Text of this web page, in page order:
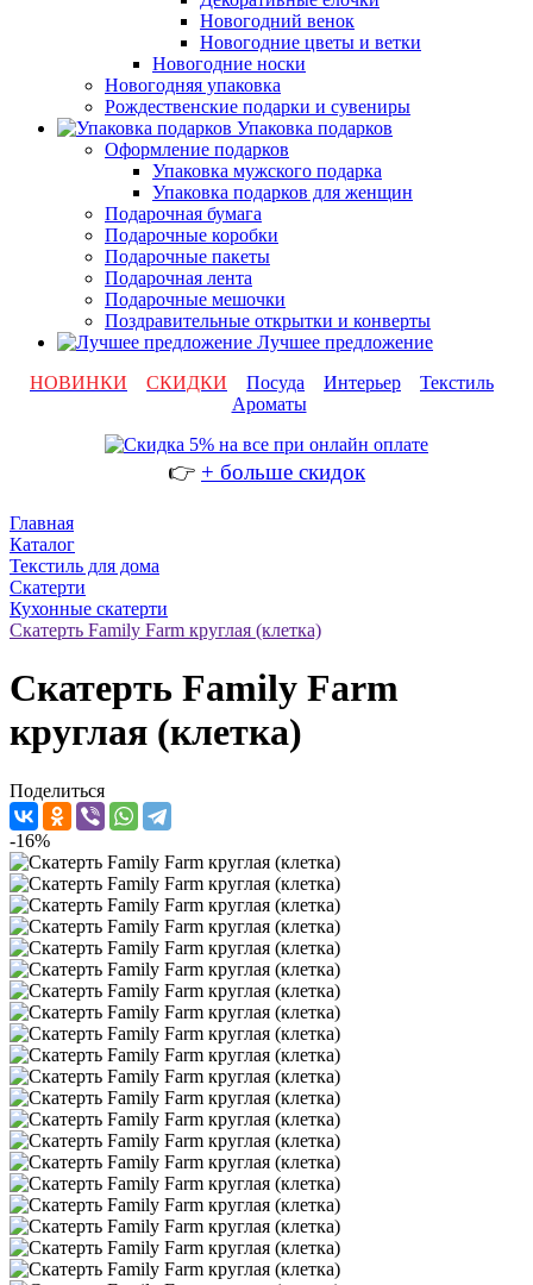
Новогодний венок
Новогодние цветы и ветки
Новогодние носки
Новогодняя упаковка
Рождественские подарки и сувениры
Упаковка подарков
Оформление подарков
Упаковка мужского подарка
Упаковка подарков для женщин
Подарочная бумага
Подарочные коробки
Подарочные пакеты
Подарочная лента
Подарочные мешочки
Поздравительные открытки и конверты
Лучшее предложение
НОВИНКИ
СКИДКИ Посуда Интерьер
Текстиль
Ароматы
👉 + больше скидок
Главная
Каталог
Текстиль для дома
Скатерти
Кухонные скатерти
Скатерть Family Farm круглая (клетка)
Скатерть Family Farm
круглая (клетка)
Поделиться
-16%